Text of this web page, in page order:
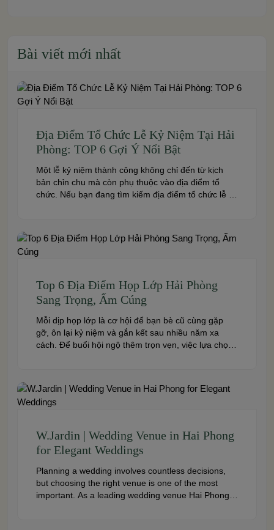
Bài viết mới nhất
Địa Điểm Tổ Chức Lễ Kỷ Niệm Tại Hải
Phòng: TOP 6 Gợi Ý Nổi Bật
Một lễ kỷ niệm thành công không chỉ đến từ kịch
bản chỉn chu mà còn phụ thuộc vào địa điểm tổ
chức. Nếu bạn đang tìm kiếm địa điểm tổ chức lễ kỷ
Top 6 Địa Điểm Họp Lớp Hải Phòng
Sang Trọng, Ấm Cúng
Mỗi dịp họp lớp là cơ hội để bạn bè cũ cùng gặp
gỡ, ôn lại kỷ niệm và gắn kết sau nhiều năm xa
cách. Để buổi hội ngộ thêm trọn vẹn, việc lựa chọn
W.Jardin | Wedding Venue in Hai Phong
for Elegant Weddings
Planning a wedding involves countless decisions,
but choosing the right venue is one of the most
important. As a leading wedding venue Hai Phong,